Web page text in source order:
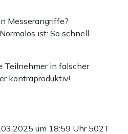
Messerangriffe?
ist: So schnell
Teilnehmer in falscher
kontraproduktiv!
um 18:59 Uhr 502T